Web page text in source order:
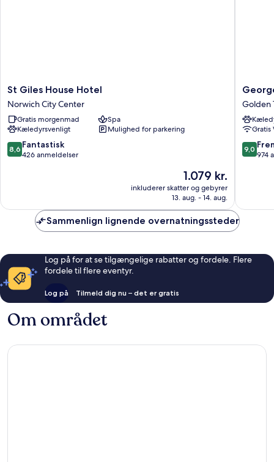
St
Giles
House
Hotel
Norwich
City
Center
St Giles House Hotel
Norwich City Center
Gratis morgenmad
Spa
Kæledyrsvenligt
Mulighed for parkering
8.6
ud
anmeldelser
8,6 Fantastisk
426 anmeldelser
Prisen
er
1.079 kr.
1.079 kr.
inkluderer skatter og gebyrer
13. aug. - 14. aug.
George
Hotel,
BW
Golden
Triangle
Golden
Gratis
9.0
ud
9,0
974
Sammenlign lignende overnatningssteder
Log på for at se tilgængelige rabatter og fordele. Flere
fordele til flere eventyr.
Log på Tilmeld dig nu – det er gratis
Om området